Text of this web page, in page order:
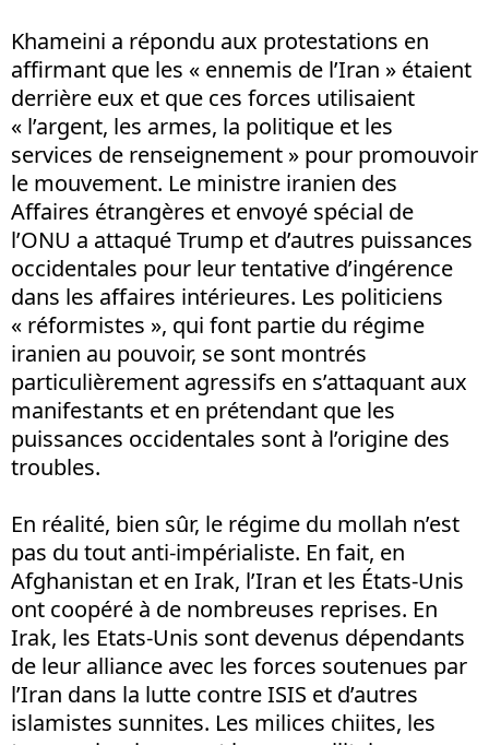
Khameini a répondu aux protestations en
affirmant que les « ennemis de l’Iran » étaient
derrière eux et que ces forces utilisaient
« l’argent, les armes, la politique et les
services de renseignement » pour promouvoir
le mouvement. Le ministre iranien des
Affaires étrangères et envoyé spécial de
l’ONU a attaqué Trump et d’autres puissances
occidentales pour leur tentative d’ingérence
dans les affaires intérieures. Les politiciens
« réformistes », qui font partie du régime
iranien au pouvoir, se sont montrés
particulièrement agressifs en s’attaquant aux
manifestants et en prétendant que les
puissances occidentales sont à l’origine des
troubles.
En réalité, bien sûr, le régime du mollah n’est
pas du tout anti-impérialiste. En fait, en
Afghanistan et en Irak, l’Iran et les États-Unis
ont coopéré à de nombreuses reprises. En
Irak, les Etats-Unis sont devenus dépendants
de leur alliance avec les forces soutenues par
l’Iran dans la lutte contre ISIS et d’autres
islamistes sunnites. Les milices chiites, les